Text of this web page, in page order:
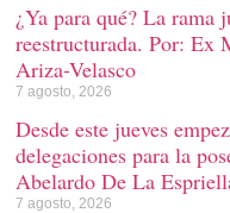
¿Ya para qué? La rama
reestructurada. Por: Ex
Ariza-Velasco
7 agosto, 2026
Desde este jueves
delegaciones para la
Abelardo De La
7 agosto, 2026